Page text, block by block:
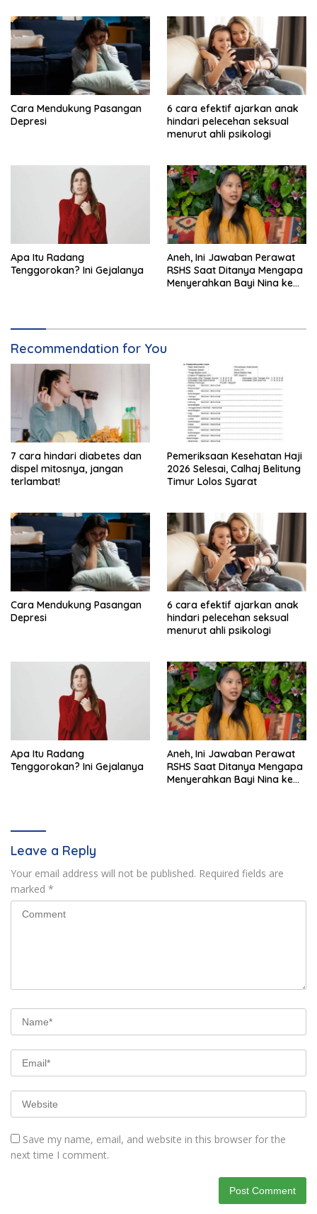
Cara Mendukung Pasangan
Depresi
6 cara efektif ajarkan anak
hindari pelecehan seksual
menurut ahli psikologi
Apa Itu Radang
Tenggorokan? Ini Gejalanya
Aneh, Ini Jawaban Perawat
RSHS Saat Ditanya Mengapa
Menyerahkan Bayi Nina ke
Recommendation for You
7 cara hindari diabetes dan
dispel mitosnya, jangan
terlambat!
Pemeriksaan Kesehatan Haji
2026 Selesai, Calhaj Belitung
Timur Lolos Syarat
Cara Mendukung Pasangan
Depresi
6 cara efektif ajarkan anak
hindari pelecehan seksual
menurut ahli psikologi
Apa Itu Radang
Tenggorokan? Ini Gejalanya
Aneh, Ini Jawaban Perawat
RSHS Saat Ditanya Mengapa
Menyerahkan Bayi Nina ke
Leave a Reply
Your email address will not be published. Required fields are
marked *
Save my name, email, and website in this browser for the
next time I comment.